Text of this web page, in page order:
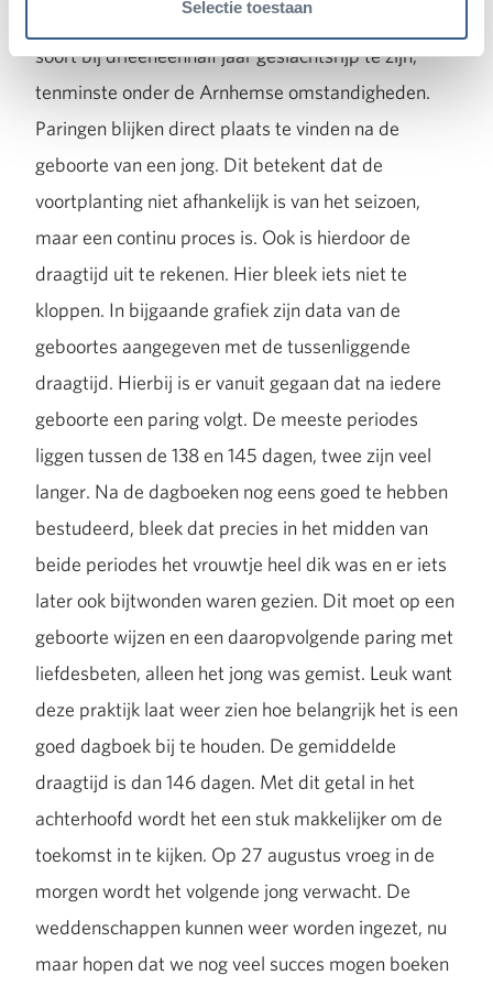
Selectie toestaan
Gegevens die nog niet bekend waren. Zo blijkt deze
soort bij drieëneenhalf jaar geslachtsrijp te zijn,
tenminste onder de Arnhemse omstandigheden.
Paringen blijken direct plaats te vinden na de
geboorte van een jong. Dit betekent dat de
voortplanting niet afhankelijk is van het seizoen,
maar een continu proces is. Ook is hierdoor de
draagtijd uit te rekenen. Hier bleek iets niet te
kloppen. In bijgaande grafiek zijn data van de
geboortes aangegeven met de tussenliggende
draagtijd. Hierbij is er vanuit gegaan dat na iedere
geboorte een paring volgt. De meeste periodes
liggen tussen de 138 en 145 dagen, twee zijn veel
langer. Na de dagboeken nog eens goed te hebben
bestudeerd, bleek dat precies in het midden van
beide periodes het vrouwtje heel dik was en er iets
later ook bijtwonden waren gezien. Dit moet op een
geboorte wijzen en een daaropvolgende paring met
liefdesbeten, alleen het jong was gemist. Leuk want
deze praktijk laat weer zien hoe belangrijk het is een
goed dagboek bij te houden. De gemiddelde
draagtijd is dan 146 dagen. Met dit getal in het
achterhoofd wordt het een stuk makkelijker om de
toekomst in te kijken. Op 27 augustus vroeg in de
morgen wordt het volgende jong verwacht. De
weddenschappen kunnen weer worden ingezet, nu
maar hopen dat we nog veel succes mogen boeken